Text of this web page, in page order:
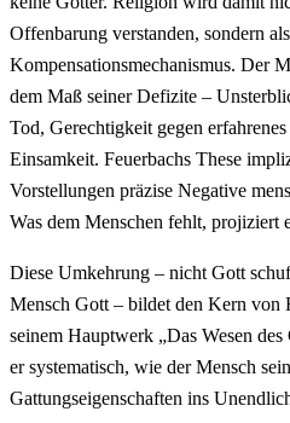
Offenbarung verstanden, sondern
Kompensationsmechanismus. Der
dem Maß seiner Defizite –
Tod, Gerechtigkeit gegen
Einsamkeit. Feuerbachs These
Vorstellungen präzise Negative
Was dem Menschen fehlt, projiziert
Diese Umkehrung – nicht Gott
Mensch Gott – bildet den Kern von
seinem Hauptwerk „Das Wesen
er systematisch, wie der Mensch
Gattungseigenschaften ins